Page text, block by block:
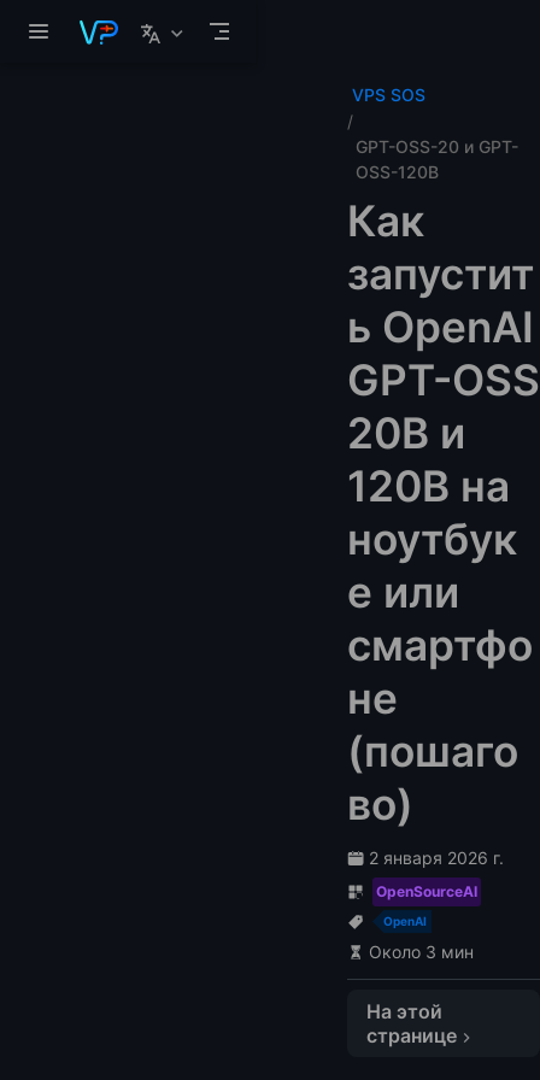
VPS SOS
GPT-OSS-20 и GPT-
OSS-120B
Как
запустит
ь OpenAI
GPT-OSS
20B и
120B на
ноутбук
е или
смартфо
не
(пошаго
во)
2 января 2026 г.
OpenSourceAI
OpenAI
Около 3 мин
На этой
странице